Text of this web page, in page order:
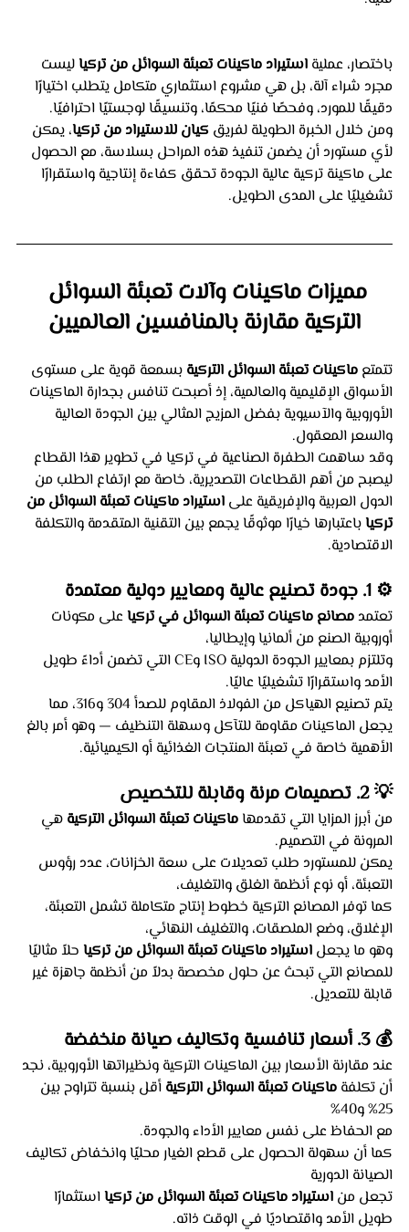
باختصار، عملية استيراد ماكينات تعبئة السوائل من تركيا ليست
مجرد شراء آلة، بل هي مشروع استثماري متكامل يتطلب اختيارًا
دقيقًا للمورد، وفحصًا فنيًا محكمًا، وتنسيقًا لوجستيًا احترافيًا.
ومن خلال الخبرة الطويلة لفريق كيان للاستيراد من تركيا، يمكن
لأي مستورد أن يضمن تنفيذ هذه المراحل بسلاسة، مع الحصول
على ماكينة تركية عالية الجودة تحقق كفاءة إنتاجية واستقرارًا
تشغيليًا على المدى الطويل.
مميزات ماكينات وآلات تعبئة السوائل
التركية مقارنة بالمنافسين العالميين
تتمتع ماكينات تعبئة السوائل التركية بسمعة قوية على مستوى
الأسواق الإقليمية والعالمية، إذ أصبحت تنافس بجدارة الماكينات
الأوروبية والآسيوية بفضل المزيج المثالي بين الجودة العالية
والسعر المعقول.
وقد ساهمت الطفرة الصناعية في تركيا في تطوير هذا القطاع
ليصبح من أهم القطاعات التصديرية، خاصة مع ارتفاع الطلب من
الدول العربية والإفريقية على استيراد ماكينات تعبئة السوائل من
تركيا باعتبارها خيارًا موثوقًا يجمع بين التقنية المتقدمة والتكلفة
الاقتصادية.
⚙️ 1. جودة تصنيع عالية ومعايير دولية معتمدة
تعتمد مصانع ماكينات تعبئة السوائل في تركيا على مكونات
أوروبية الصنع من ألمانيا وإيطاليا،
وتلتزم بمعايير الجودة الدولية ISO وCE التي تضمن أداءً طويل
الأمد واستقرارًا تشغيليًا عاليًا.
يتم تصنيع الهياكل من الفولاذ المقاوم للصدأ 304 و316، مما
يجعل الماكينات مقاومة للتآكل وسهلة التنظيف — وهو أمر بالغ
الأهمية خاصة في تعبئة المنتجات الغذائية أو الكيميائية.
💡 2. تصميمات مرنة وقابلة للتخصيص
من أبرز المزايا التي تقدمها ماكينات تعبئة السوائل التركية هي
المرونة في التصميم.
يمكن للمستورد طلب تعديلات على سعة الخزانات، عدد رؤوس
التعبئة، أو نوع أنظمة الغلق والتغليف،
كما توفر المصانع التركية خطوط إنتاج متكاملة تشمل التعبئة،
الإغلاق، وضع الملصقات، والتغليف النهائي،
وهو ما يجعل استيراد ماكينات تعبئة السوائل من تركيا حلاً مثاليًا
للمصانع التي تبحث عن حلول مخصصة بدلاً من أنظمة جاهزة غير
قابلة للتعديل.
💰 3. أسعار تنافسية وتكاليف صيانة منخفضة
عند مقارنة الأسعار بين الماكينات التركية ونظيراتها الأوروبية، نجد
أن تكلفة ماكينات تعبئة السوائل التركية أقل بنسبة تتراوح بين
25% و40%
مع الحفاظ على نفس معايير الأداء والجودة.
كما أن سهولة الحصول على قطع الغيار محليًا وانخفاض تكاليف
الصيانة الدورية
تجعل من استيراد ماكينات تعبئة السوائل من تركيا استثمارًا
طويل الأمد واقتصاديًا في الوقت ذاته.